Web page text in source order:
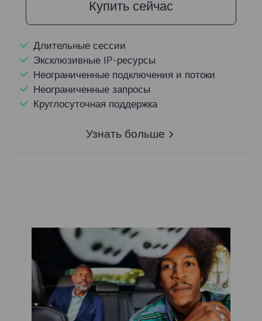
Купить сейчас
Длительные сессии
Эксклюзивные IP-ресурсы
Неограниченные подключения и потоки
Неограниченные запросы
Круглосуточная поддержка
Узнать больше